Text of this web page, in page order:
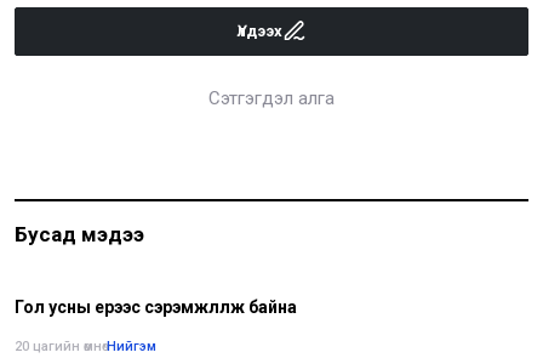
Үлдээх
Сэтгэгдэл алга
Бусад мэдээ
Гол усны үерээс сэрэмжлүүлж байна
20 цагийн өмнө•Нийгэм